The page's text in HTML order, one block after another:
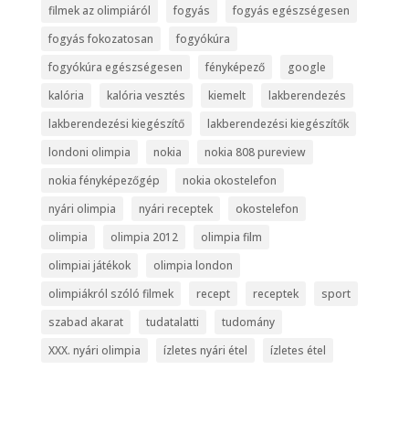
filmek az olimpiáról
fogyás
fogyás egészségesen
fogyás fokozatosan
fogyókúra
fogyókúra egészségesen
fényképező
google
kalória
kalória vesztés kiemelt
lakberendezés
lakberendezési kiegészítő
lakberendezési kiegészítők
londoni olimpia
nokia
nokia 808 pureview
nokia fényképezőgép
nokia okostelefon
nyári olimpia
nyári receptek
okostelefon
olimpia
olimpia 2012
olimpia film
olimpiai játékok
olimpia london
olimpiákról szóló filmek
recept receptek
sport
szabad akarat
tudatalatti
tudomány
XXX. nyári olimpia
ízletes nyári étel ízletes étel